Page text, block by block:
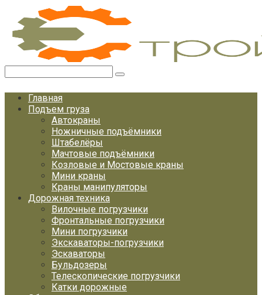
Перейти
контенту
Главная
Подъем груза
Автокраны
Ножничные подъёмники
Штабелёры
Мачтовые подъёмники
Козловые и Мостовые краны
Мини краны
Краны манипуляторы
Дорожная техника
Вилочные погрузчики
Фронтальные погрузчики
Мини погрузчики
Экскаваторы-погрузчики
Эскаваторы
Бульдозеры
Телескопические погрузчики
Катки дорожные